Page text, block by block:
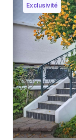
Exclusivité